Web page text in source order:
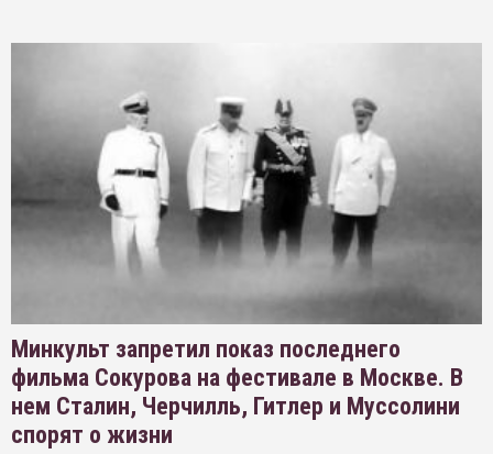
Минкульт запретил показ последнего
фильма Сокурова на фестивале в Москве. В
нем Сталин, Черчилль, Гитлер и Муссолини
спорят о жизни